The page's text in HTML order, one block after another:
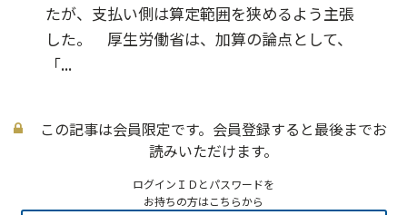
たが、支払い側は算定範囲を狭めるよう主張
した。 厚生労働省は、加算の論点として、
「...
この記事は会員限定です。会員登録すると最後までお
読みいただけます。
ログインＩＤとパスワードを
お持ちの方はこちらから